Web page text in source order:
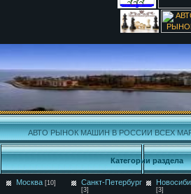
АВТО РЫНОК МАШИН В РОССИИ ВСЕХ
Категории раздела
Москва [10] Санкт-Петербург
[3] [3]